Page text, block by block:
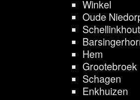
Winkel
Oude
Schellinkhout
Hem
Grootebroek
Schagen
Enkhuizen